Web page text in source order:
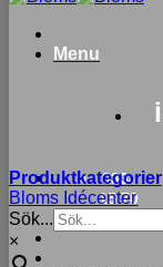
Menu
033-
15 70
Produktkategorier
Bloms Idécenter
Sök...
×